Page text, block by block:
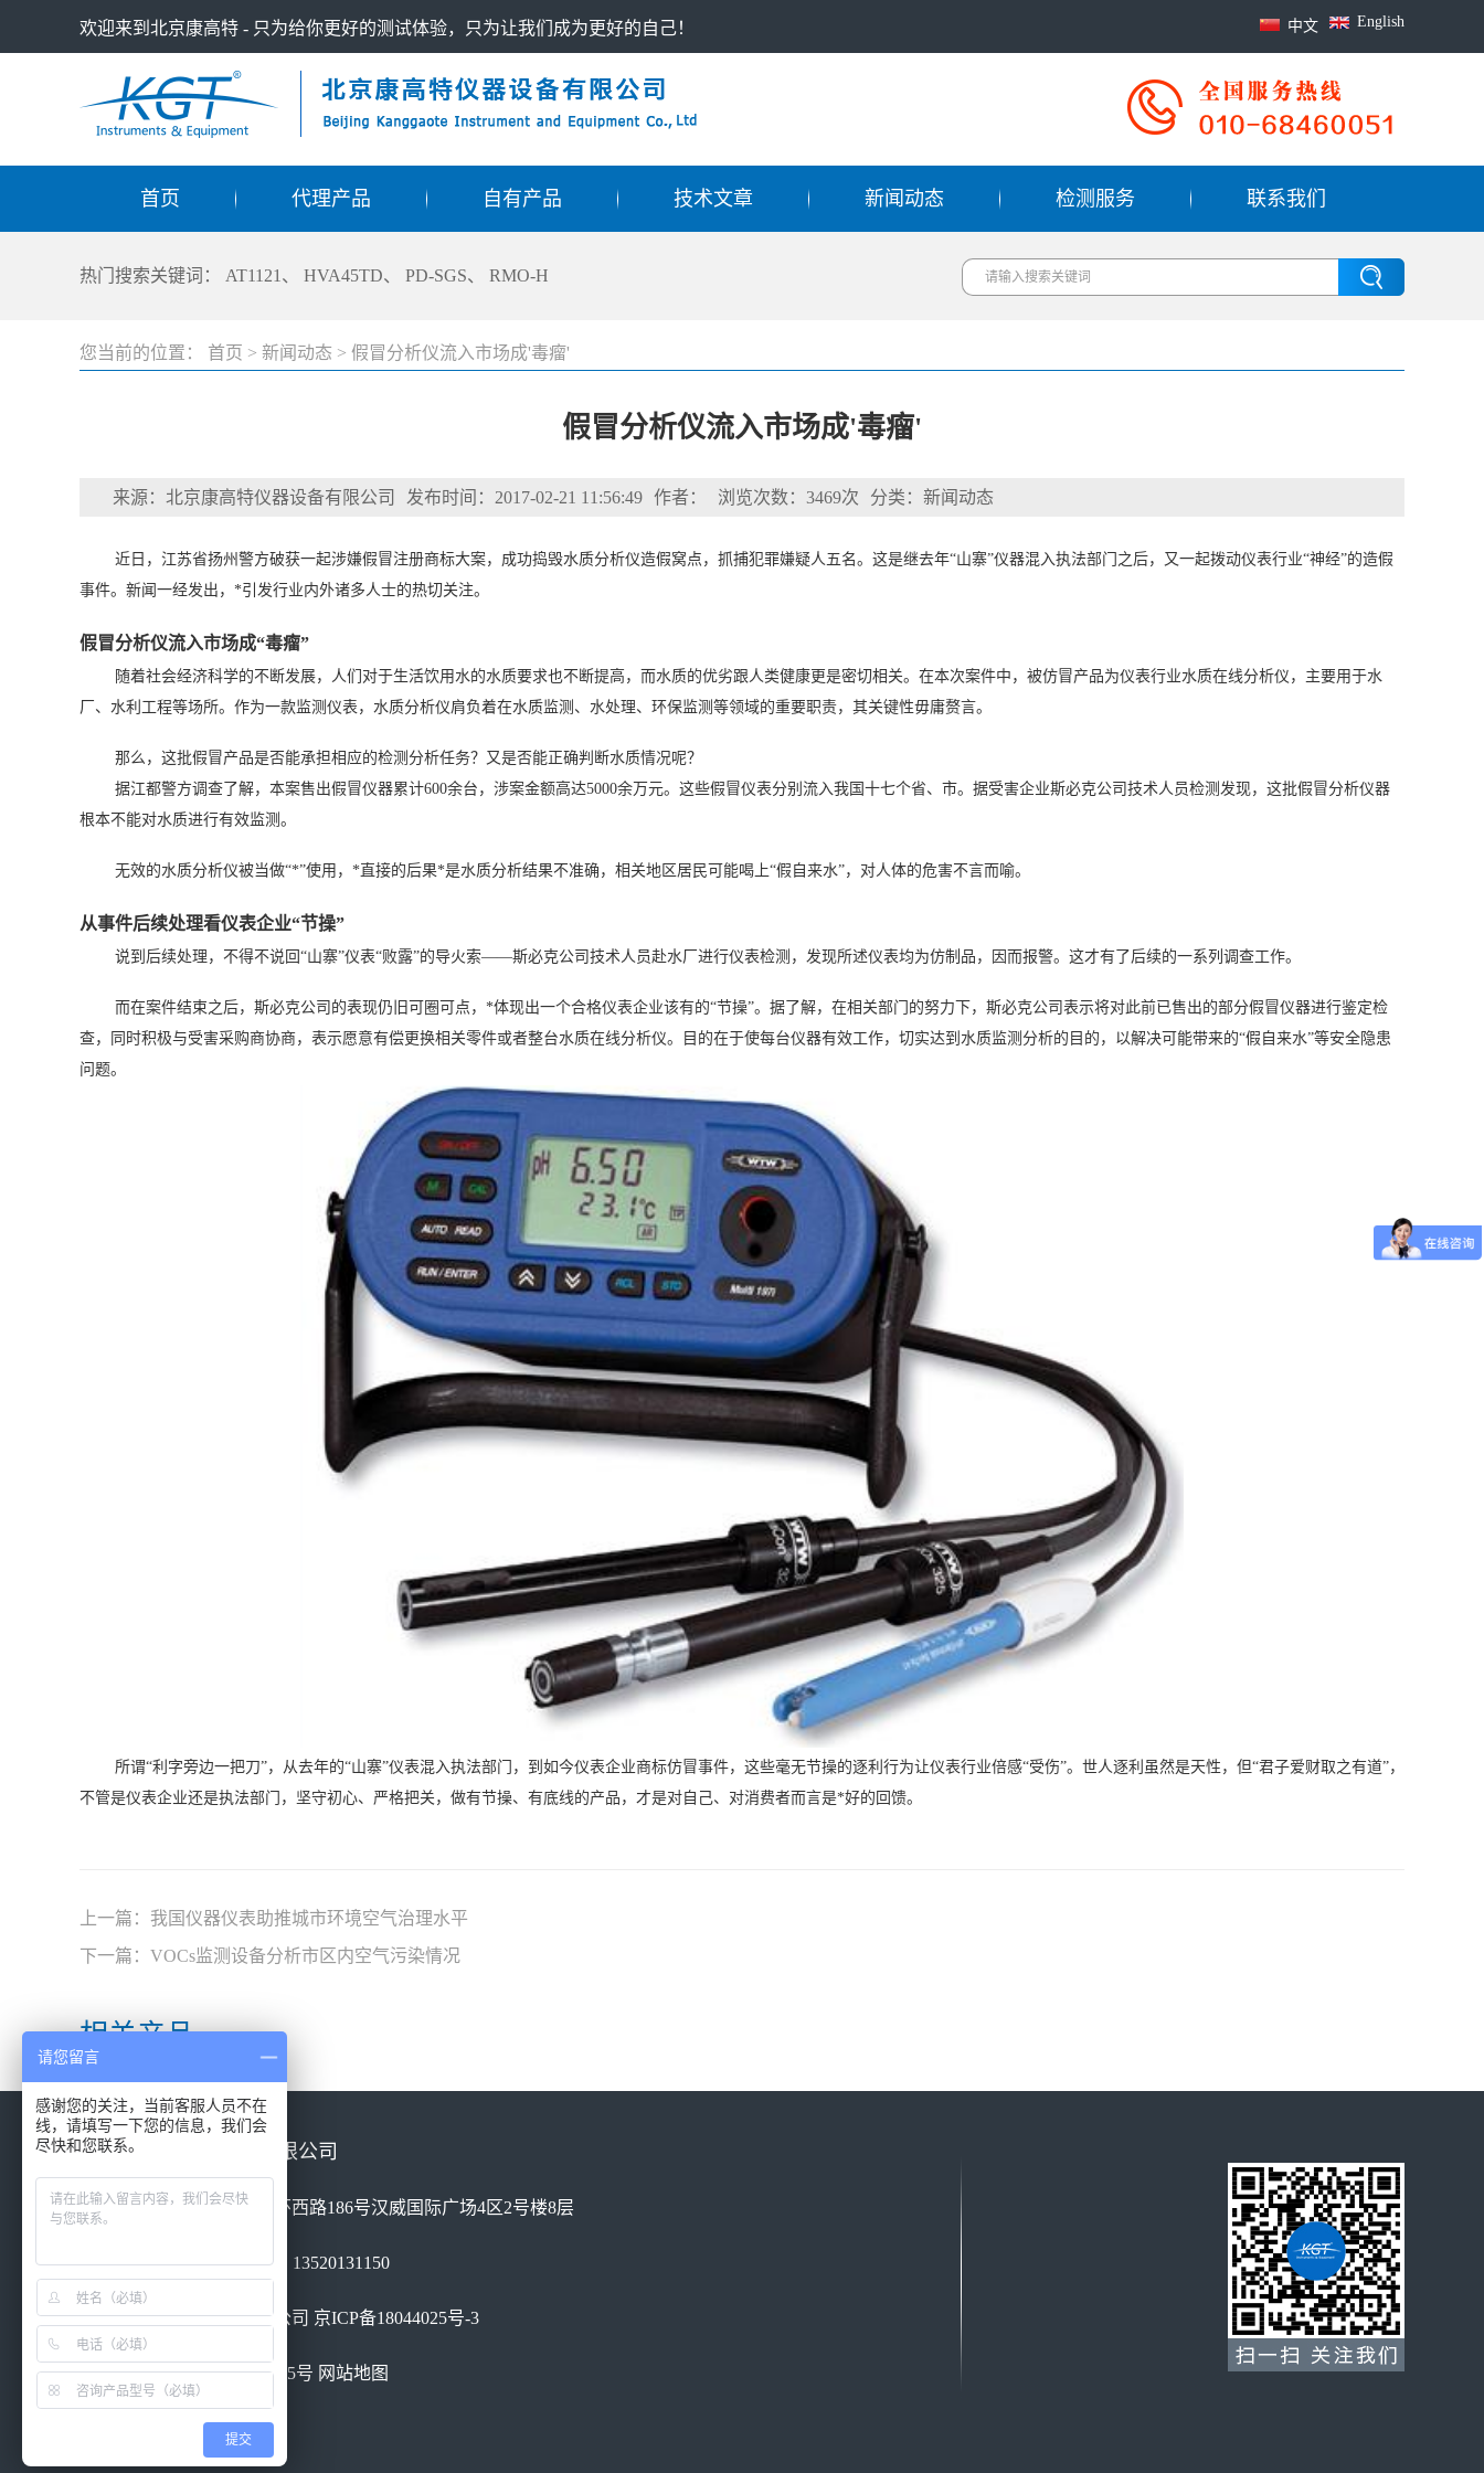
欢迎来到北京康高特 - 只为给你更好的测试体验，只为让我们成为更好的自己！ English
中文
首页 代理产品 自有产品 技术文章 新闻动态 检测服务 联系我们
热门搜索关键词： AT1121 、 HVA45TD、 PD-SGS、 RMO-H
您当前的位置： 首页 > 新闻动态 > 假冒分析仪流入市场成'毒瘤'
假冒分析仪流入市场成'毒瘤'
来源：北京康高特仪器设备有限公司 发布时间：2017-02-21 11:56:49 作者： 浏览次数：3469次 分类：新闻动态
近日，江苏省扬州警方破获一起涉嫌假冒注册商标大案，成功捣毁水质分析仪造假窝点，抓捕犯罪嫌疑人五名。这是继去年“山寨”仪器混入执法部门之后，又一起拨动仪表行业“神经”的造假
事件。新闻一经发出，*引发行业内外诸多人士的热切关注。
假冒分析仪流入市场成“毒瘤”
随着社会经济科学的不断发展，人们对于生活饮用水的水质要求也不断提高，而水质的优劣跟人类健康更是密切相关。在本次案件中，被仿冒产品为仪表行业水质在线分析仪，主要用于水
厂、水利工程等场所。作为一款监测仪表，水质分析仪肩负着在水质监测、水处理、环保监测等领域的重要职责，其关键性毋庸赘言。
那么，这批假冒产品是否能承担相应的检测分析任务？又是否能正确判断水质情况呢？
据江都警方调查了解，本案售出假冒仪器累计600余台，涉案金额高达5000余万元。这些假冒仪表分别流入我国十七个省、市。据受害企业斯必克公司技术人员检测发现，这批假冒分析仪器
根本不能对水质进行有效监测。
无效的水质分析仪被当做“*”使用，*直接的后果*是水质分析结果不准确，相关地区居民可能喝上“假自来水”，对人体的危害不言而喻。
从事件后续处理看仪表企业“节操”
说到后续处理，不得不说回“山寨”仪表“败露”的导火索——斯必克公司技术人员赴水厂进行仪表检测，发现所述仪表均为仿制品，因而报警。这才有了后续的一系列调查工作。
而在案件结束之后，斯必克公司的表现仍旧可圈可点，*体现出一个合格仪表企业该有的“节操”。据了解，在相关部门的努力下，斯必克公司表示将对此前已售出的部分假冒仪器进行鉴定检
查，同时积极与受害采购商协商，表示愿意有偿更换相关零件或者整台水质在线分析仪。目的在于使每台仪器有效工作，切实达到水质监测分析的目的，以解决可能带来的“假自来水”等安全隐患
问题。
所谓“利字旁边一把刀”，从去年的“山寨”仪表混入执法部门，到如今仪表企业商标仿冒事件，这些毫无节操的逐利行为让仪表行业倍感“受伤”。世人逐利虽然是天性，但“君子爱财取之有道”，
不管是仪表企业还是执法部门，坚守初心、严格把关，做有节操、有底线的产品，才是对自己、对消费者而言是*好的回馈。
上一篇： 我国仪器仪表助推城市环境空气治理水平
下一篇： VOCs监测设备分析市区内空气污染情况
相关产品
北京康高特仪器设备有限公司
地址：北京市丰台区南四环西路186号汉威国际广场4区2号楼8层
电话：010-68460051 手机：13520131150
北京康高特仪器设备有限公司 京ICP备18044025号-3
京公网安备 11010802026185号 网站地图
请您留言
感谢您的关注，当前客服人员不在
线，请填写一下您的信息，我们会
尽快和您联系。
提交